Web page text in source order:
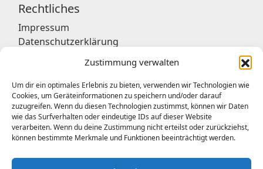
Zustimmung verwalten
Um dir ein optimales Erlebnis zu bieten, verwenden wir Technologien wie
Cookies, um Geräteinformationen zu speichern und/oder darauf
zuzugreifen. Wenn du diesen Technologien zustimmst, können wir Daten
wie das Surfverhalten oder eindeutige IDs auf dieser Website
verarbeiten. Wenn du deine Zustimmung nicht erteilst oder zurückziehst,
können bestimmte Merkmale und Funktionen beeinträchtigt werden.
Rechtliches
Impressum
Datenschutzerklärung
Geschäftsstelle
Deutsches Stiftungszentrum GmbH